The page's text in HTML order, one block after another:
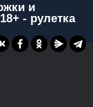
и
- рулетка